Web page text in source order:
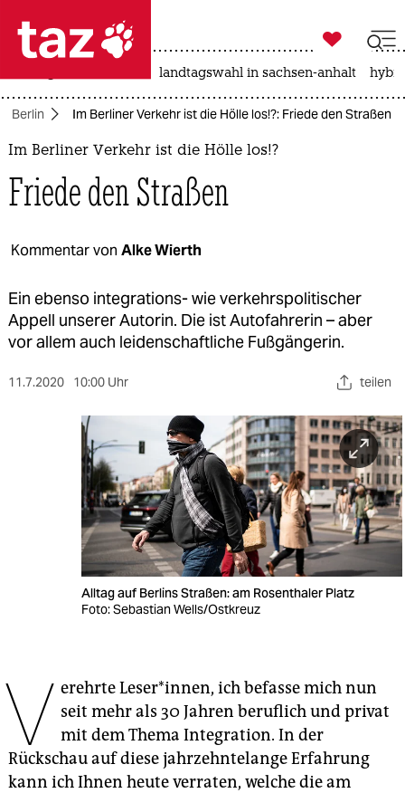
 taz zahl ich
taz zahl ich
politik
öko
gesellschaft
kultur
wahrheit
veranstaltungen
unterstützen
abo
genossenschaft

taz zahl ich
landtagswahl in sachsen-anhalt
Berlin Im Berliner Verkehr ist die Hölle los!?: Friede den Straßen
Im Berliner Verkehr ist die Hölle los!?
Friede den Straßen
Kommentar von Alke Wierth
Ein ebenso integrations- wie verkehrspolitischer
Appell unserer Autorin. Die ist Autofahrerin – aber
vor allem auch leidenschaftliche Fußgängerin.
11.7.2020 10:00 Uhr teilen
Alltag auf Berlins Straßen: am Rosenthaler Platz
Foto: Sebastian Wells/Ostkreuz
V erehrte Leser*innen, ich befasse mich nun
seit mehr als 30 Jahren beruflich und privat
mit dem Thema Integration. In der
Rückschau auf diese jahrzehntelange Erfahrung
kann ich Ihnen heute verraten, welche die am